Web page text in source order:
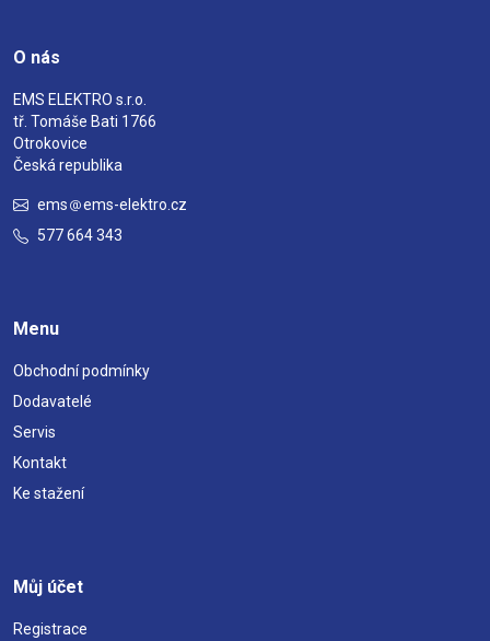
O nás
EMS ELEKTRO s.r.o.
tř. Tomáše Bati 1766
Otrokovice
Česká republika
ems
ems-elektro.cz
577 664 343
Menu
Obchodní podmínky
Dodavatelé
Servis
Kontakt
Ke stažení
Můj účet
Registrace